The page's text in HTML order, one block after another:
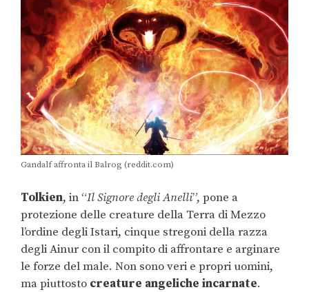
Gandalf affronta il Balrog (reddit.com)
Tolkien, in “Il Signore degli Anelli”, pone a
protezione delle creature della Terra di Mezzo
l’ordine degli Istari, cinque stregoni della razza
degli Ainur con il compito di affrontare e arginare
le forze del male. Non sono veri e propri uomini,
ma piuttosto creature angeliche incarnate.